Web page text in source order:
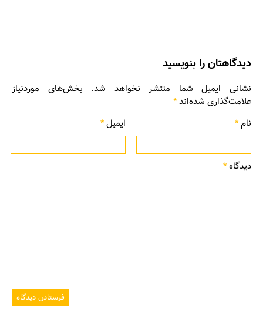
دیدگاهتان را بنویسید
نشانی ایمیل شما منتشر نخواهد شد.
بخش‌های موردنیاز
علامت‌گذاری شده‌اند*
نام* ایمیل*
دیدگاه*